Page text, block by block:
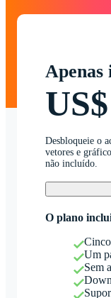
Apenas
Desbloqueie o
vetores e
não incluído.
O plano
Um
Sem